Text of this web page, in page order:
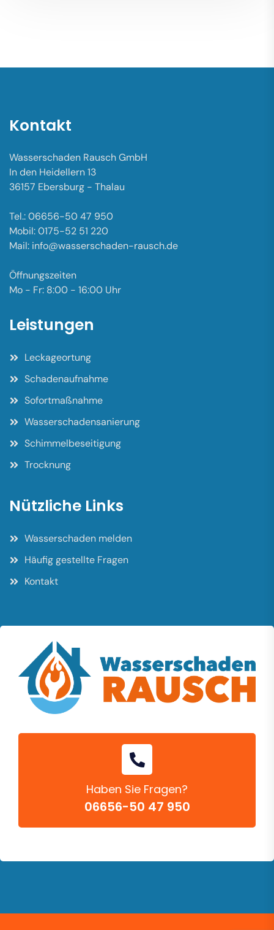
Kontakt
Wasserschaden Rausch GmbH
In den Heidellern 13
36157 Ebersburg - Thalau
Tel.: 06656-50 47 950
Mobil: 0175-52 51 220
Mail: info@wasserschaden-rausch.de
Öffnungszeiten
Mo - Fr: 8:00 - 16:00 Uhr
Leistungen
Leckageortung
Schadenaufnahme
Sofortmaßnahme
Wasserschadensanierung
Schimmelbeseitigung
Trocknung
Nützliche Links
Wasserschaden melden
Häufig gestellte Fragen
Kontakt
Haben Sie Fragen?
06656-50 47 950